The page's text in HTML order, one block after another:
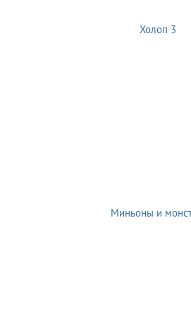
Холоп 3
Миньоны и